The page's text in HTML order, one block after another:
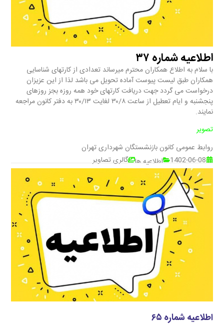
اطلاعیه شماره ۳۷
با سلام به اطلاع همکاران محترم میرساند تعدادی از کارتهای شناسایی
همکاران طبق لیست پیوست آماده تحویل می باشد لذا از این عزیزان
درخواست می گردد جهت دریافت کارتهای خود همه روزه بجز روزهای
پنجشنبه و ایام تعطیل از ساعت ۳۰/۸ لغایت ۳۰/۱۳ به دفتر کانون مراجعه
نمایند.
تصویر
روابط عمومی کانون بازنشستگان شهرداری تهران
1402-06-08
اطلاعیه ها گالری تصاویر
اطلاعیه شماره ۶۵